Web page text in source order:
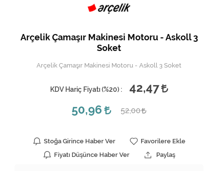
Musluk
Soğutma Sistemleri
Şofben ve Termosifon
Arçelik Çamaşır Makinesi Motoru - Askoll 3
Soket
Arçelik Çamaşır Makinesi Motoru - Askoll 3 Soket
KDV Hariç Fiyatı (%20) :
42,47
50,96
52,00
Stoğa Girince Haber Ver
Favorilere Ekle
Fiyatı Düşünce Haber Ver
Paylaş